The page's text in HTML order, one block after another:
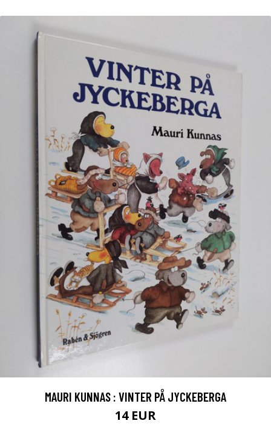
MAURI KUNNAS : VINTER PÅ JYCKEBERGA
14 EUR